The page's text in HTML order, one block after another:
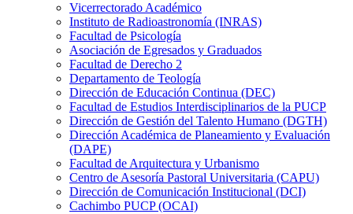
Vicerrectorado Académico
Instituto de Radioastronomía (INRAS)
Facultad de Psicología
Asociación de Egresados y Graduados
Facultad de Derecho 2
Departamento de Teología
Dirección de Educación Continua (DEC)
Facultad de Estudios Interdisciplinarios de la PUCP
Dirección de Gestión del Talento Humano (DGTH)
Dirección Académica de Planeamiento y Evaluación
(DAPE)
Facultad de Arquitectura y Urbanismo
Centro de Asesoría Pastoral Universitaria (CAPU)
Dirección de Comunicación Institucional (DCI)
Cachimbo PUCP (OCAI)